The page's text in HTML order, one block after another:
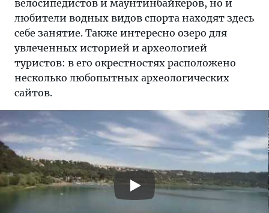
велосипедистов и маунтинбайкеров, но и
любители водных видов спорта находят здесь
себе занятие. Также интересно озеро для
увлеченных историей и археологией
туристов: в его окрестностях расположено
несколько любопытных археологических
сайтов.